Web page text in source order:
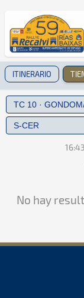
ITINERARIO
No hay